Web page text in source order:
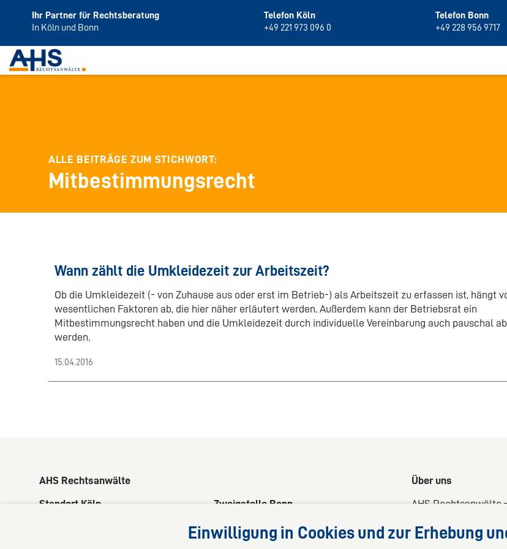
Ihr Partner für Rechtsberatung
In Köln und Bonn
Telefon Köln
+49 221 973 096 0
Telefon Bonn
+49 228 956 9717
ALLE BEITRÄGE ZUM STICHWORT:
Mitbestimmungsrecht
Wann zählt die Umkleidezeit zur Arbeitszeit?
Ob die Umkleidezeit (- von Zuhause aus oder erst im Betrieb-) als Arbeitszeit zu erfassen ist, hängt
wesentlichen Faktoren ab, die hier näher erläutert werden. Außerdem kann der Betriebsrat ein
Mitbestimmungsrecht haben und die Umkleidezeit durch individuelle Vereinbarung auch pauschal
werden.
15.04.2016
AHS Rechtsanwälte
Standort Köln
Zweigstelle Bonn
53173 Bonn
Über uns
AHS Rechtsanwälte
Wir liefern
Einwilligung in Cookies und zur Erhebung